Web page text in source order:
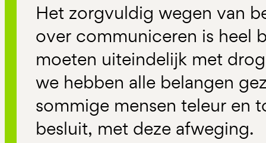
Het zorgvuldig wegen van
over communiceren is heel
moeten uiteindelijk met
we hebben alle belangen
sommige mensen teleur en
besluit, met deze afweging.